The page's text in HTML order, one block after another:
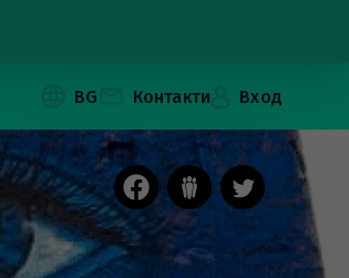
BG Контакти Вход